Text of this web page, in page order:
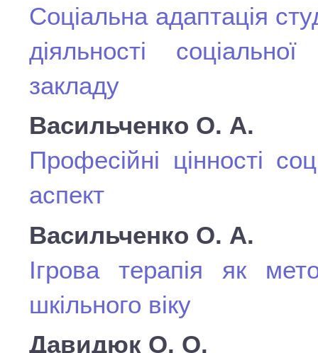
Соціальна адаптація
діяльності
закладу
Васильченко О. А.
Професійні цінності
аспект
Васильченко О. А.
Ігрова терапія як
шкільного віку
Давидюк О. О.